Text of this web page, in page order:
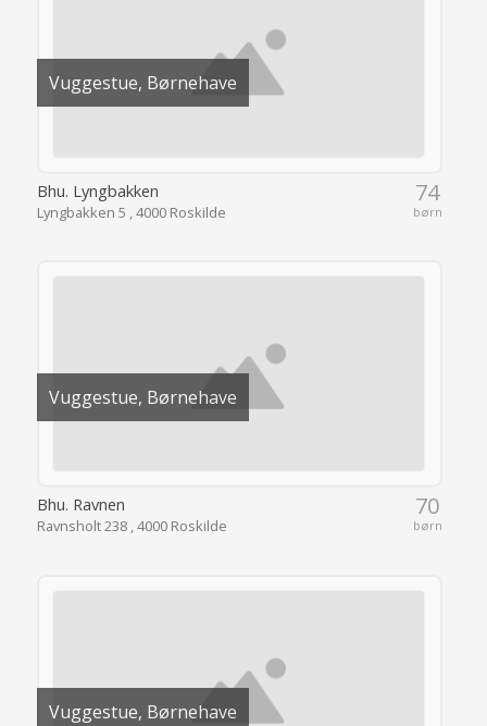
Vuggestue, Børnehave
74
børn
Bhu. Lyngbakken
Lyngbakken 5 , 4000 Roskilde
Vuggestue, Børnehave
70
børn
Bhu. Ravnen
Ravnsholt 238 , 4000 Roskilde
Vuggestue, Børnehave